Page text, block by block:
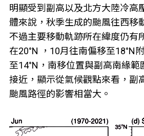
明顯受到副高以及北方大陸冷高
體來說，秋季生成的颱風往西移
不過主要移動軌跡所在緯度仍有
在20°N ，10月往南偏移至18°N
至14°N，南移位置與副高南緣
接近，顯示從氣候觀點來看，副
颱風路徑的影響相當大。